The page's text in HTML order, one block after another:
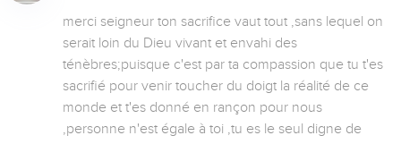
merci seigneur ton sacrifice vaut tout ,sans lequel on
serait loin du Dieu vivant et envahi des
ténèbres;puisque c'est par ta compassion que tu t'es
sacrifié pour venir toucher du doigt la réalité de ce
monde et t'es donné en rançon pour nous
,personne n'est égale à toi ,tu es le seul digne de